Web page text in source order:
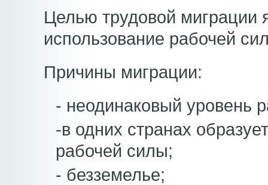
Целью трудовой миграции
использование рабочей
Причины миграции:
- неодинаковый уровень
-в одних странах
рабочей силы;
- безземелье;